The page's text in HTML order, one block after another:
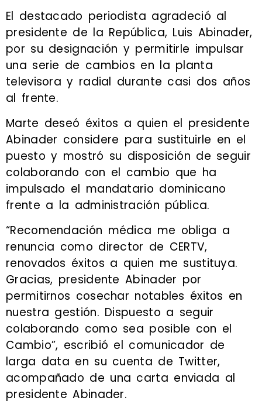
El destacado periodista agradeció al
presidente de la República, Luis Abinader,
por su designación y permitirle impulsar
una serie de cambios en la planta
televisora y radial durante casi dos años
al frente.
Marte deseó éxitos a quien el presidente
Abinader considere para sustituirle en el
puesto y mostró su disposición de seguir
colaborando con el cambio que ha
impulsado el mandatario dominicano
frente a la administración pública.
“Recomendación médica me obliga a
renuncia como director de CERTV,
renovados éxitos a quien me sustituya.
Gracias, presidente Abinader por
permitirnos cosechar notables éxitos en
nuestra gestión. Dispuesto a seguir
colaborando como sea posible con el
Cambio”, escribió el comunicador de
larga data en su cuenta de Twitter,
acompañado de una carta enviada al
presidente Abinader.